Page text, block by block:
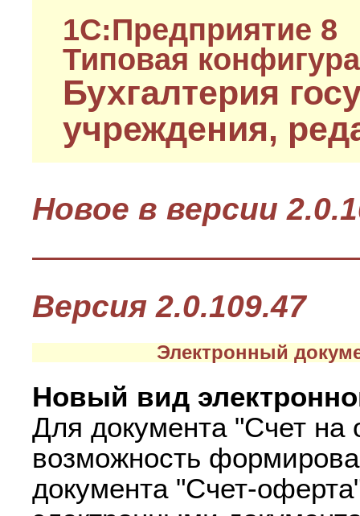
1C:Предприятие 8
Типовая
Бухгалтерия
учреждения,
Новое в версии
Версия 2.0.109.47
Электронный
Новый вид
Для документа "Счет на
возможность
документа "Счет-